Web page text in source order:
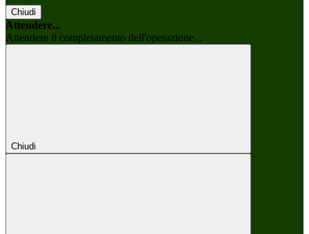
Chiudi
Attendere...
Attendere il completamento dell'operazione...
Chiudi